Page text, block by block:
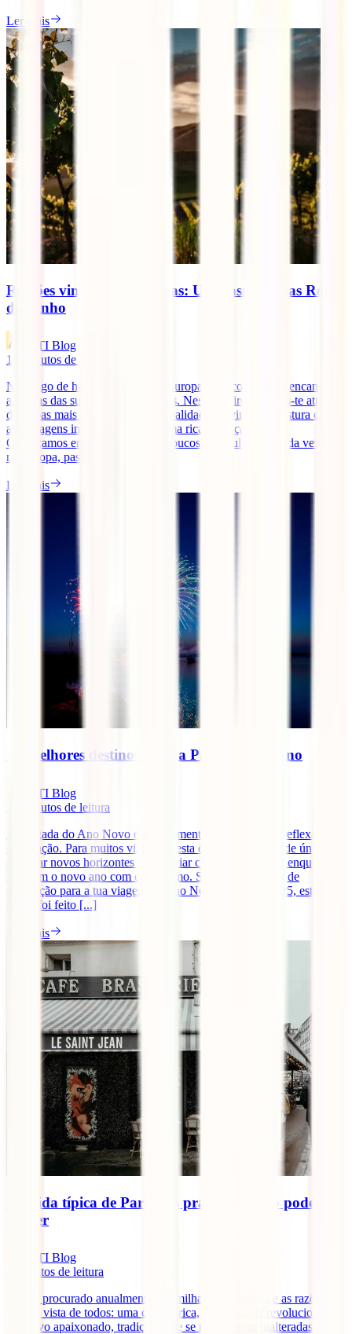
Ler mais
Regiões vinícolas Europeias: Um passeio pelas Rotas
do Vinho
IATI Blog
14
minutos de leitura
No artigo de hoje viajamos pela Europa e descobrimos o encanto de
algumas das suas regiões vinícolas. Neste roteiro levamos-te através
das áreas mais icónicas, onde a qualidade do vinho se mistura com
as paisagens impressionantes e uma rica herança cultural.
Começamos em Portugal e, aos poucos, mergulhamos cada vez mais
na Europa, passando pelas [...]
Ler mais
Os melhores destinos para a Passagem de Ano
IATI Blog
minutos de leitura
A chegada do Ano Novo é um momento de renovação, reflexão e
celebração. Para muitos viajantes, esta é uma oportunidade única de
explorar novos horizontes e vivenciar culturas diferentes enquanto
recebem o novo ano com entusiasmo. Se estás à procura de
inspiração para a tua viagem de Ano Novo em 2024-2025, este
artigo foi feito [...]
Ler mais
Comida típica de Paris: Os pratos que não podes
perder
IATI Blog
minutos de leitura
Paris é procurado anualmente por milhares de turistas e as razões
estão à vista de todos: uma cultura rica, uma história revolucionária,
um povo apaixonado, tradições que se mantiveram inalteradas com